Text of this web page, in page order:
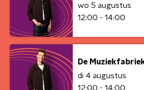
wo 5 augustus
12:00 - 14:00
De
di 4 augustus
12:00 - 14:00